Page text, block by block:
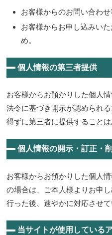
お客様からのお問い合わせ
お客様からお申し込みい
め。
個人情報の第三者提供
お客様からお預かりした個人
法令に基づき開示が認められ
得ずに第三者に提供することは
個人情報の開示・訂正・
お客様からお預かりした個人
の場合は、ご本人様よりお申
行った後、速やかに対応させて
当サイトが使用している